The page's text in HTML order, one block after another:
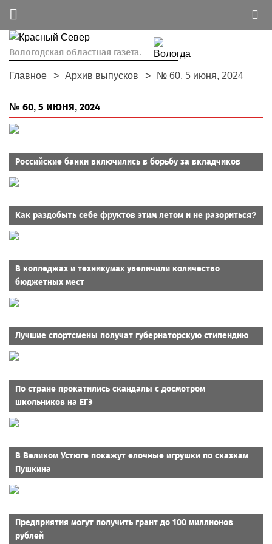
Вологодская областная газета.
Главное Архив выпусков № 60, 5 июня, 2024
№ 60, 5 ИЮНЯ, 2024
Российские банки включились в борьбу за вкладчиков
Как раздобыть себе фруктов этим летом и не разориться?
В колледжах и техникумах увеличили количество
бюджетных мест
Лучшие спортсмены получат губернаторскую стипендию
По стране прокатились скандалы с досмотром
школьников на ЕГЭ
В Великом Устюге покажут елочные игрушки по сказкам
Пушкина
Предприятия могут получить грант до 100 миллионов
рублей